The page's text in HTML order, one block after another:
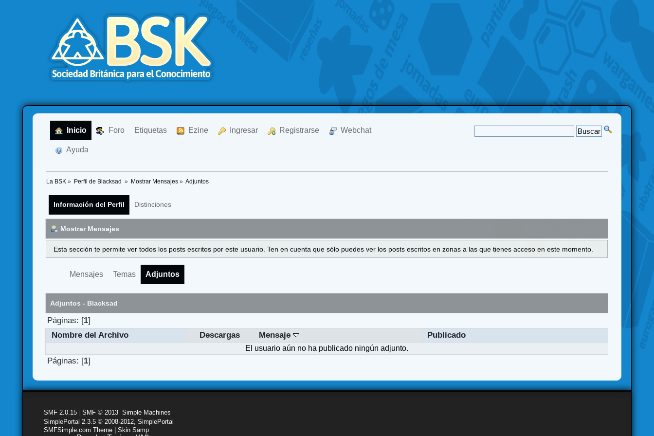
Inicio Foro Etiquetas Ezine Ingresar Registrarse Webchat
Ayuda
La BSK » Perfil de Blacksad » Mostrar Mensajes» Adjuntos
Información del Perfil Distinciones
Mostrar Mensajes
Esta sección te permite ver todos los posts escritos por este usuario. Ten en cuenta que sólo puedes ver los posts escritos en zonas a las que tienes acceso en este momento.
Mensajes Temas Adjuntos
Adjuntos - Blacksad
Páginas: [1]
Nombre del Archivo
Descargas Mensaje Publicado
El usuario aún no ha publicado ningún adjunto.
Páginas: [1]
SMF 2.0.15 |SMF © 2013 ,Simple Machines
SimplePortal 2.3.5 © 2008-2012, SimplePortal
SMFSimple.com Theme | Skin Samp